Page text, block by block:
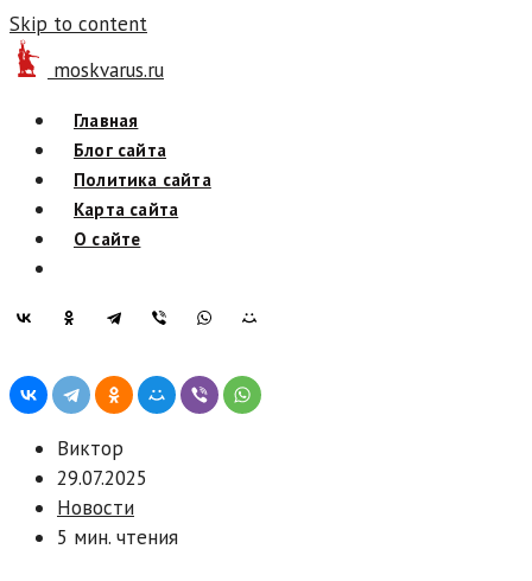
Skip to content
moskvarus.ru
Главная
Блог сайта
Политика сайта
Карта сайта
О сайте
Виктор
29.07.2025
Новости
5 мин. чтения